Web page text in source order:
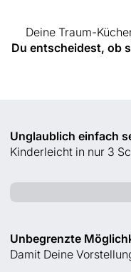
Deine Traum-
Du entscheidest, ob
Unglaublich einfach
Kinderleicht in nur 3
Unbegrenzte
Damit Deine